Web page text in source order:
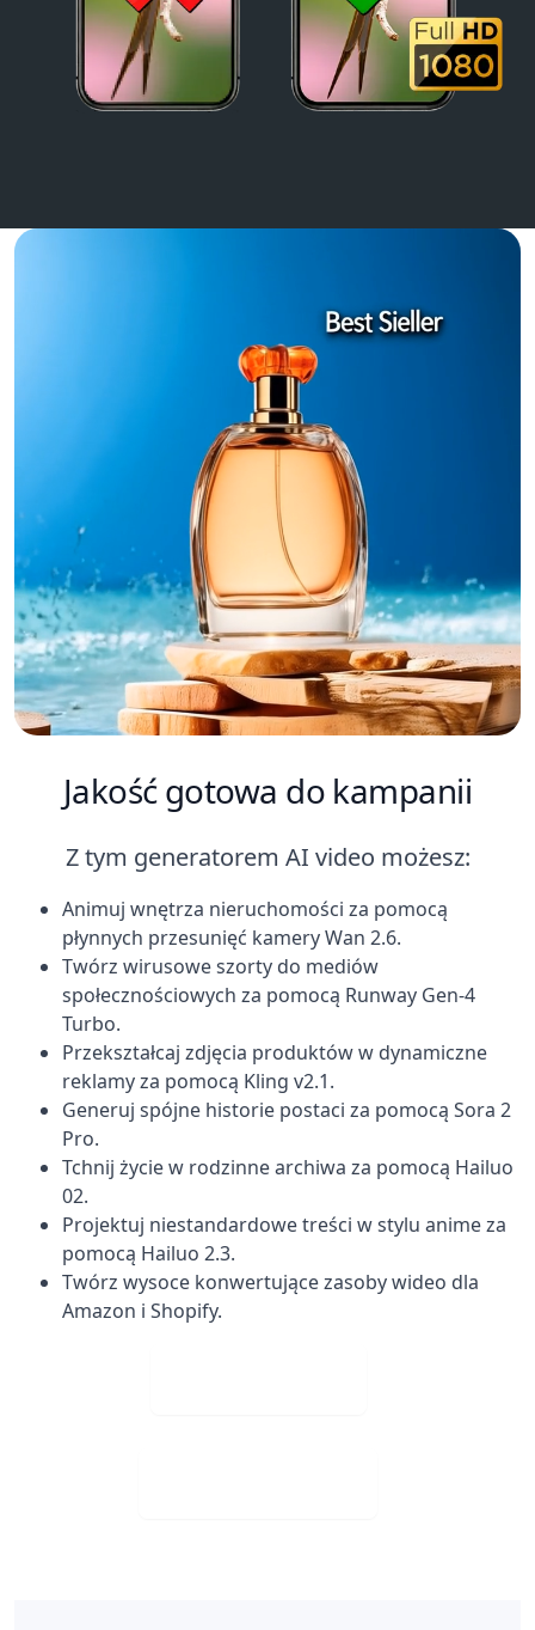
Jakość gotowa do kampanii
Z tym generatorem AI video możesz:
Animuj wnętrza nieruchomości za pomocą
płynnych przesunięć kamery Wan 2.6.
Twórz wirusowe szorty do mediów
społecznościowych za pomocą Runway Gen-4
Turbo.
Przekształcaj zdjęcia produktów w dynamiczne
reklamy za pomocą Kling v2.1.
Generuj spójne historie postaci za pomocą Sora 2
Pro.
Tchnij życie w rodzinne archiwa za pomocą Hailuo
02.
Projektuj niestandardowe treści w stylu anime za
pomocą Hailuo 2.3.
Twórz wysoce konwertujące zasoby wideo dla
Amazon i Shopify.